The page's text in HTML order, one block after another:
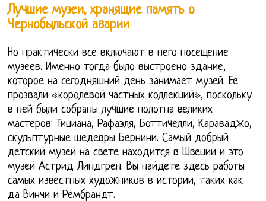
Лучшие музеи, хранящие память о
Чернобыльской аварии
Но практически все включают в него посещение
музеев. Именно тогда было выстроено здание,
которое на сегодняшний день занимает музей. Ее
прозвали «королевой частных коллекций», поскольку
в ней были собраны лучшие полотна великих
мастеров: Тициана, Рафаэля, Боттичелли, Караваджо,
скульптурные шедевры Бернини. Самый добрый
детский музей на свете находится в Швеции и это
музей Астрид Линдгрен. Вы найдете здесь работы
самых известных художников в истории, таких как
да Винчи и Рембрандт.